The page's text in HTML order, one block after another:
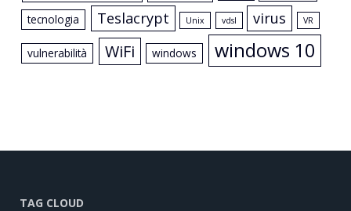
tecnologia
Teslacrypt Unix vdsl virus VR
vulnerabilità WiFi windows windows 10
TAG CLOUD